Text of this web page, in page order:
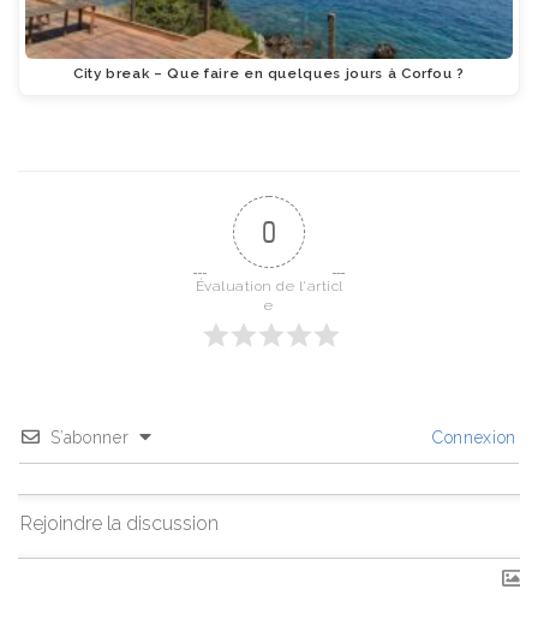
City break – Que faire en quelques jours à Corfou ?
0
Évaluation de l'articl
e
S’abonner Connexion